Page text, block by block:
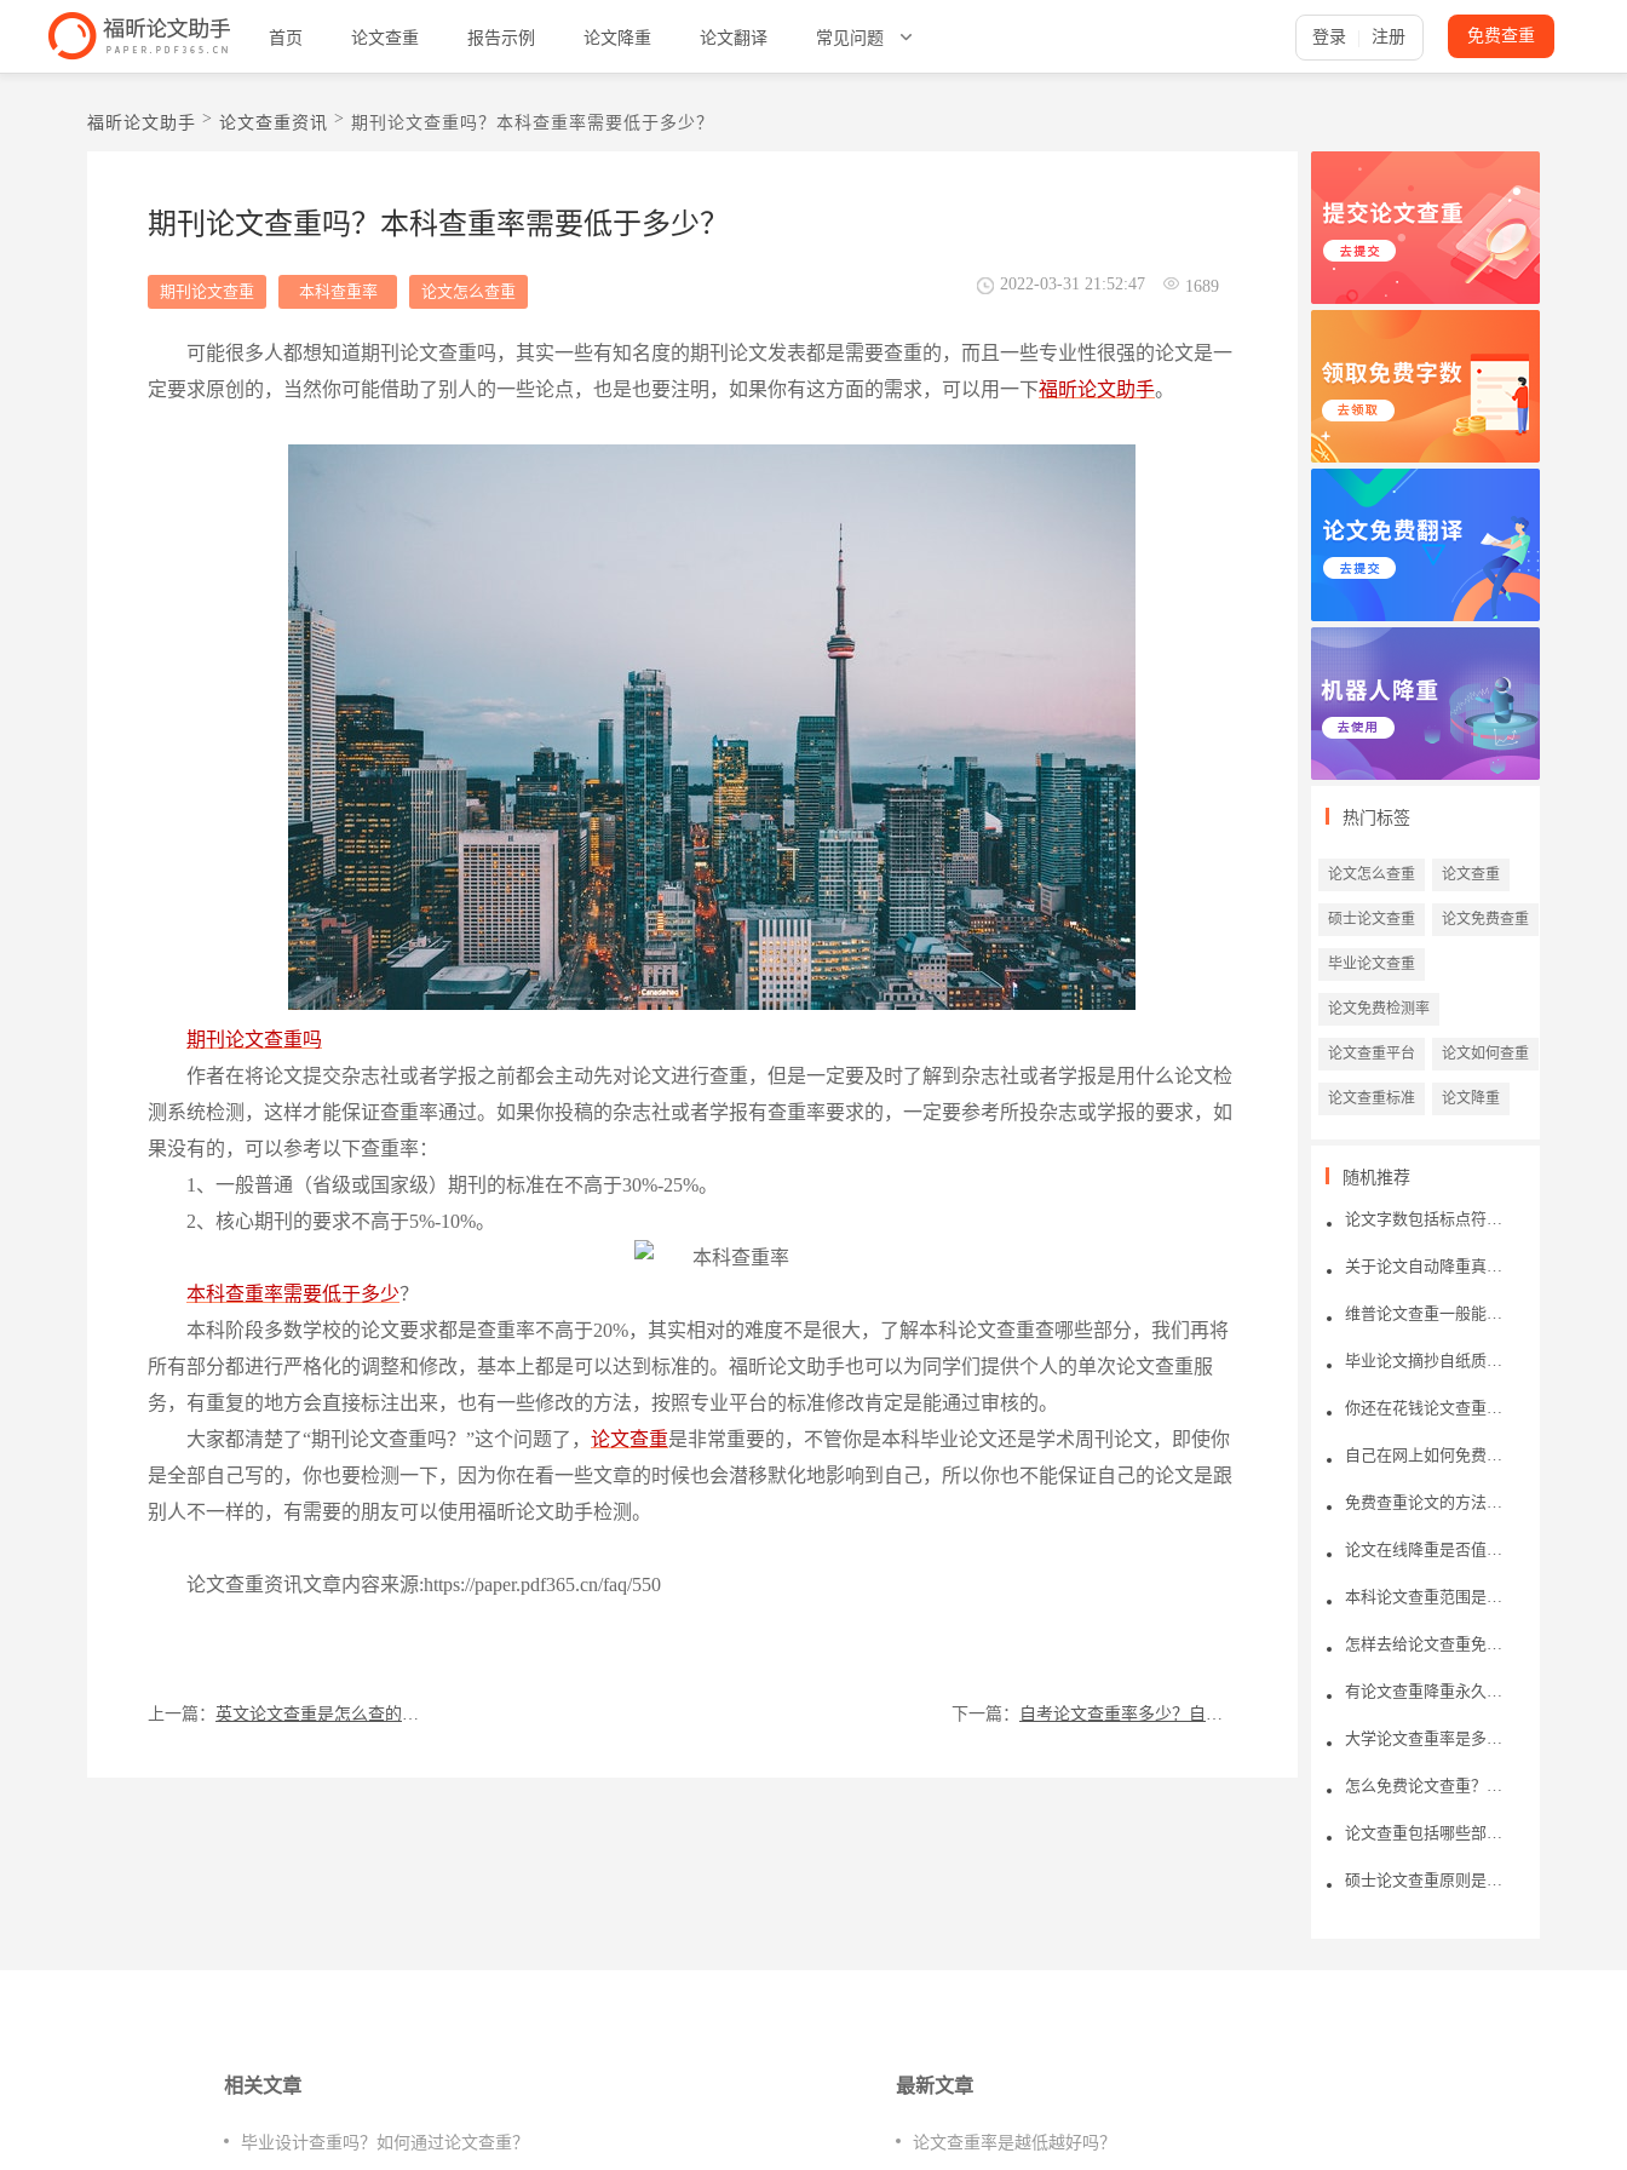
首页 论文查重 报告示例 论文降重 论文翻译 常见问题 免费查重
登录 注册
福昕论文助手 > 论文查重资讯 > 期刊论文查重吗？本科查重率需要低于多少？
期刊论文查重吗？本科查重率需要低于多少？
期刊论文查重 本科查重率 论文怎么查重 1689
2022-03-31 21:52:47
可能很多人都想知道期刊论文查重吗，其实一些有知名度的期刊论文发表都是需要查重的，而且一些专业性很强的论文是一
定要求原创的，当然你可能借助了别人的一些论点，也是也要注明，如果你有这方面的需求，可以用一下福昕论文助手。
期刊论文查重吗
作者在将论文提交杂志社或者学报之前都会主动先对论文进行查重，但是一定要及时了解到杂志社或者学报是用什么论文检
测系统检测，这样才能保证查重率通过。如果你投稿的杂志社或者学报有查重率要求的，一定要参考所投杂志或学报的要求，如
果没有的，可以参考以下查重率：
1、一般普通（省级或国家级）期刊的标准在不高于30%-25%。
2、核心期刊的要求不高于5%-10%。
本科查重率需要低于多少？
本科阶段多数学校的论文要求都是查重率不高于20%，其实相对的难度不是很大，了解本科论文查重查哪些部分，我们再将
所有部分都进行严格化的调整和修改，基本上都是可以达到标准的。福昕论文助手也可以为同学们提供个人的单次论文查重服
务，有重复的地方会直接标注出来，也有一些修改的方法，按照专业平台的标准修改肯定是能通过审核的。
大家都清楚了“期刊论文查重吗？”这个问题了， 论文查重是非常重要的，不管你是本科毕业论文还是学术周刊论文，即使你
是全部自己写的，你也要检测一下，因为你在看一些文章的时候也会潜移默化地影响到自己，所以你也不能保证自己的论文是跟
别人不一样的，有需要的朋友可以使用福昕论文助手检测。
论文查重资讯文章内容来源:https://paper.pdf365.cn/faq/550
上一篇： 英文论文查重是怎么查的？论文查重合格率是多少？ 下一篇： 自考论文查重率多少？自己撰写的论文查重率高怎么回事？
热门标签
论文怎么查重 论文查重
硕士论文查重 论文免费查重
毕业论文查重
论文免费检测率
论文查重平台 论文如何查重
论文查重标准 论文降重
随机推荐
论文字数包括标点符号字符吗?
关于论文自动降重真的有用吗？
维普论文查重一般能够查几次？论文查重的机制是怎样的呢？
毕业论文摘抄自纸质书籍，论文查重可以检测出吗?
你还在花钱论文查重吗？了解免费论文查重内幕
自己在网上如何免费论文查重？免费论文查重是否安全可信？
免费查重论文的方法是什么
论文在线降重是否值得相信？在线论文降重到底有没有用呢？
本科论文查重范围是怎样的 为什么要进行论文查重
怎样去给论文查重免费降重呢？
有论文查重降重永久免费方法吗？福昕论文查重网怎么查重？
大学论文查重率是多少？各个学校的查重率要求相同吗？
怎么免费论文查重？不花钱的查重系统是否靠谱？
论文查重包括哪些部分，写毕业论文有哪些方便的技巧呢？
硕士论文查重原则是什么？论文查重的作用有哪些？
相关文章
毕业设计查重吗？如何通过论文查重？
最新文章
论文查重率是越低越好吗？